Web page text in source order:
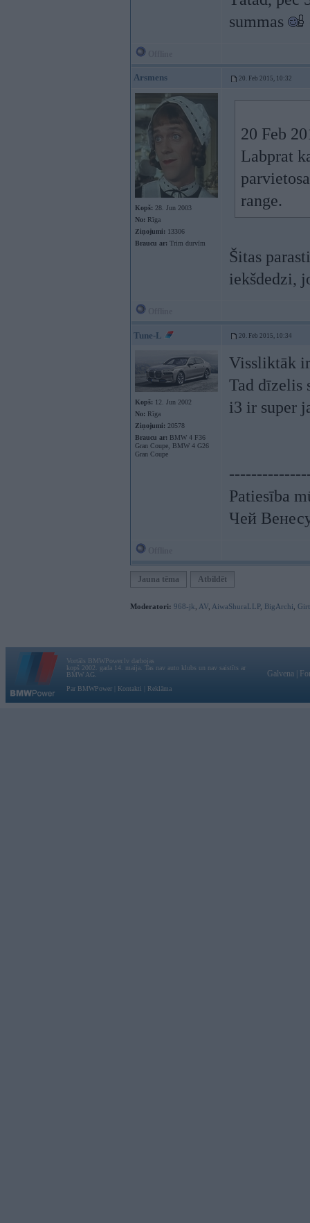
summas
Arsmens 20. Feb 2015, 10:32
Kopš: 28. Jun 2003
No: Rīga
Ziņojumi: 13306
Braucu ar: Trim durvīm
20 Feb
Labprat
range.
Šitas
iekšdedzi,
Tune-L 20. Feb 2015, 10:34
Kopš: 12. Jun 2002
No: Rīga
Ziņojumi: 20578
Braucu ar: BMW 4 F36
Gran Coupe, BMW 4 G26
Gran Coupe
Vissliktāk
Tad dīzelis
i3 ir super
Patiesība
Чей
Jauna tēma Atbildēt
Moderatori: 968-jk AV AiwaShuraLLP, BigArchi
Vortāls BMWPower.lv darbojas
kopš 2002. gada 14. maija. Tas nav auto klubs un nav saistīts ar
BMW AG.
Par BMWPower
Kontakti Reklāma
Galvena